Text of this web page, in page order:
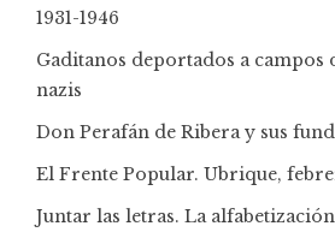
1931-1946
Gaditanos deportados a campos
nazis
Don Perafán de Ribera y sus
El Frente Popular. Ubrique,
Juntar las letras. La